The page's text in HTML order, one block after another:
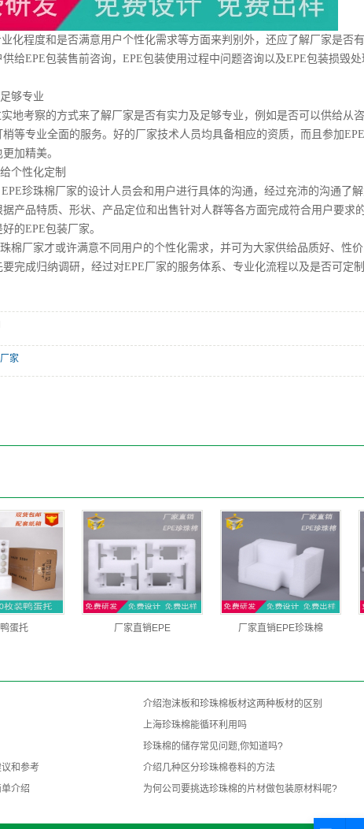
化程度和是否满意用户个性化需求等方面来判别外，还应了解厂家是否
给EPE包装售前咨询，EPE包装使用过程中问题咨询以及EPE包装损毁
够专业
地考察的方式来了解厂家是否有实力及足够专业，例如是否可以供给从
等专业全面的服务。好的厂家技术人员均具备相应的资质，而且参加
加精美。
个性化定制
珍珠棉厂家的设计人员会和用户进行具体的沟通，经过充沛的沟通了
产品特质、形状、产品定位和出售针对人群等各方面完成符合用户要求
的EPE包装厂家。
棉厂家才或许满意不同用户的个性化需求，并可为大家供给品质好、性价
完成归纳调研，经过对EPE厂家的服务体系、专业化流程以及是否可定
家
蛋托 厂家直销EPE 厂家直销EPE珍珠棉
介绍泡沫板和珍珠棉板材这两种板材的区别
上海珍珠棉能循环利用吗
珍珠棉的储存常见问题,你知道吗?
和参考
介绍几种区分珍珠棉卷料的方法
介绍
为何公司要挑选珍珠棉的片材做包装原材料呢?